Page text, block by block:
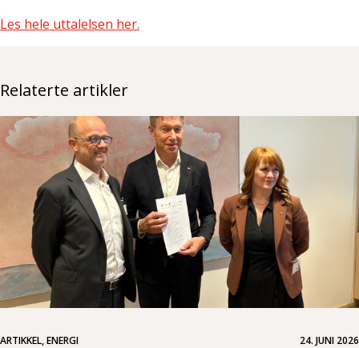
Les hele uttalelsen her.
Relaterte artikler
ARTIKKEL, ENERGI 24. JUNI 2026